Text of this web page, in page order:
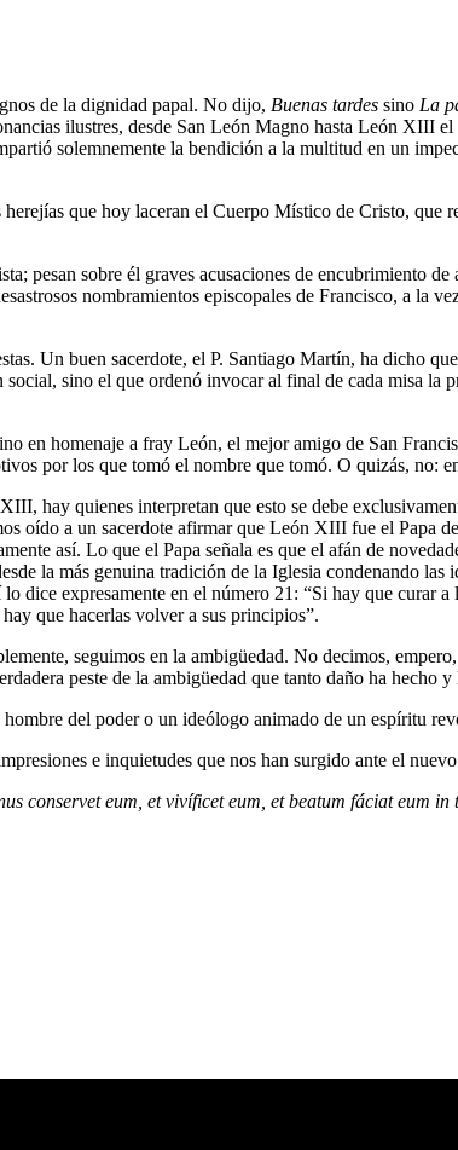
de la dignidad papal. No dijo, Buenas tardes sino La
ilustres, desde San León Magno hasta León XIII
solemnemente la bendición a la multitud en un
que hoy laceran el Cuerpo Místico de Cristo,
pesan sobre él graves acusaciones de encubrimiento
nombramientos episcopales de Francisco, a la
Un buen sacerdote, el P. Santiago Martín, ha dicho
social, sino el que ordenó invocar al final de cada misa
en homenaje a fray León, el mejor amigo de San
por los que tomó el nombre que tomó. O quizás, no:
hay quienes interpretan que esto se debe
oído a un sacerdote afirmar que León XIII fue el Papa
así. Lo que el Papa señala es que el afán de
la más genuina tradición de la Iglesia condenando las
dice expresamente en el número 21: “Si hay que curar
que hacerlas volver a sus principios”.
seguimos en la ambigüedad. No decimos,
peste de la ambigüedad que tanto daño ha hecho y
del poder o un ideólogo animado de un espíritu
e inquietudes que nos han surgido ante el
conservet eum, et vivíficet eum, et beatum fáciat eum